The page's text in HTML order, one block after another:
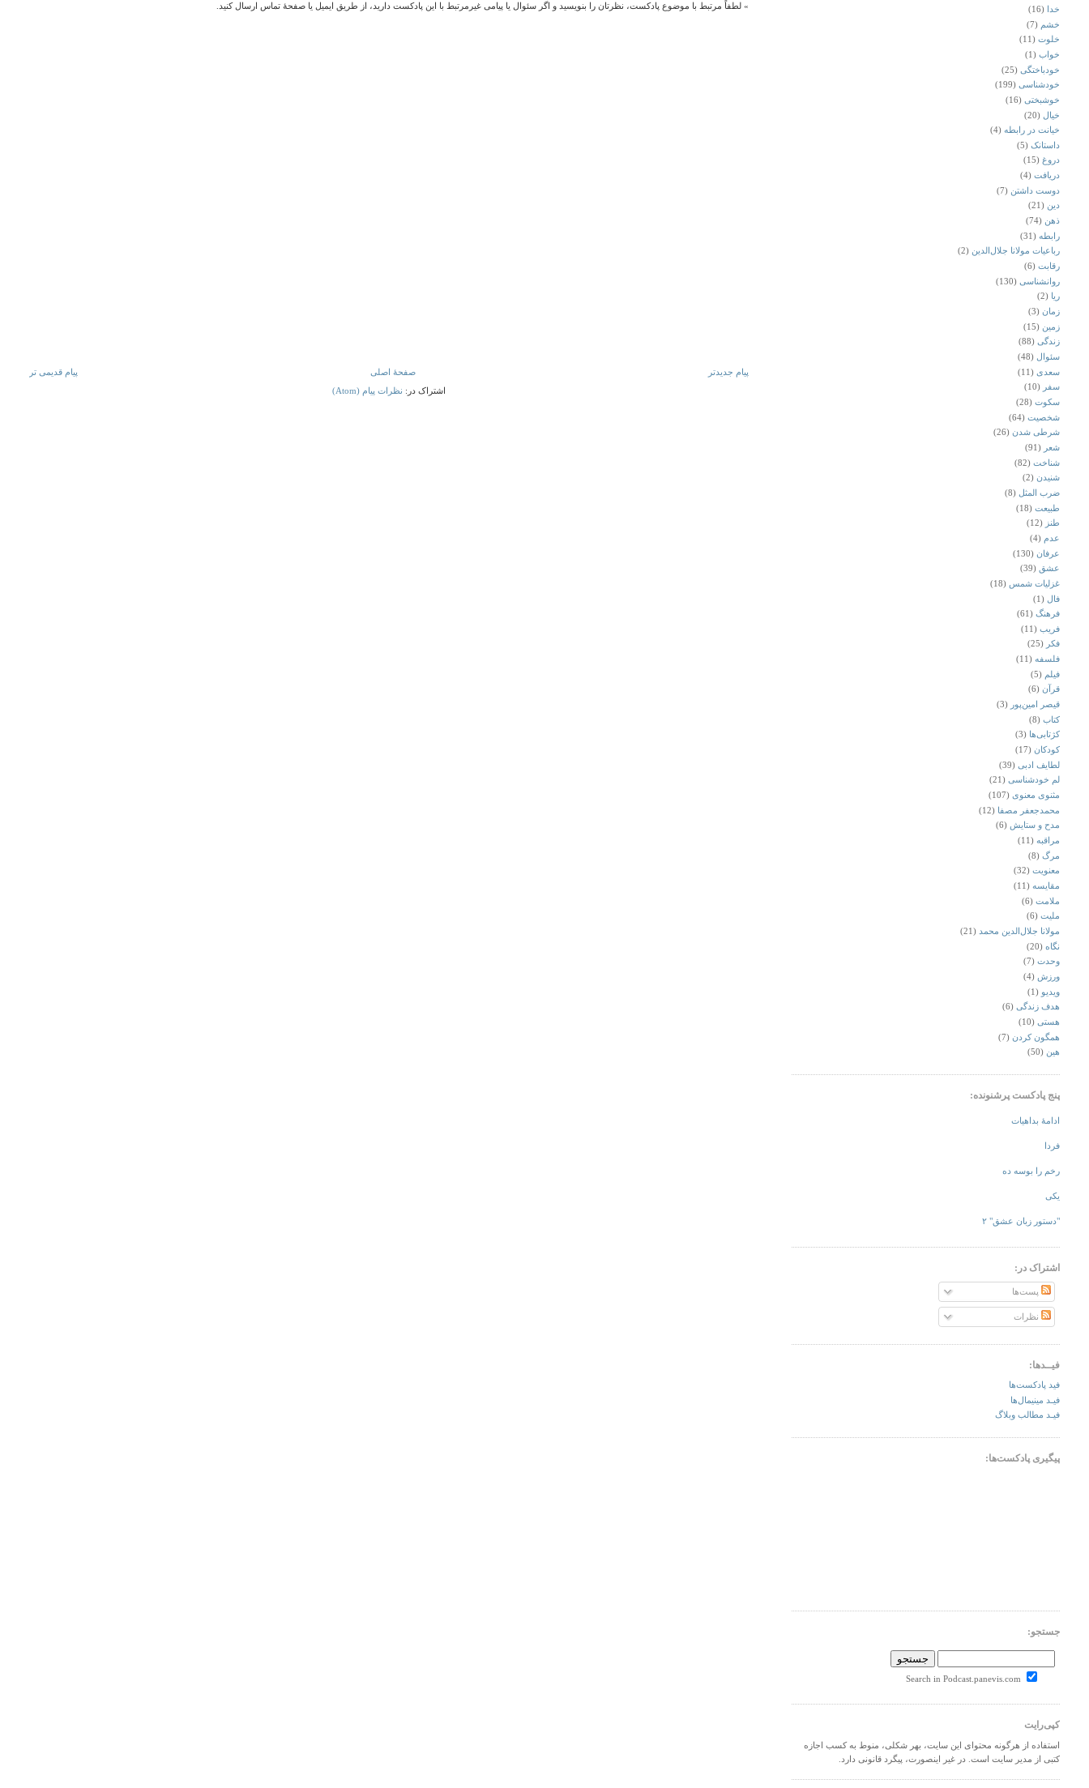
» لطفاً مرتبط با موضوع پادکست، نظرتان را بنویسید و اگر سئوال یا پیامی غیرمرتبط با این پادکست دارید، از طریق ایمیل یا صفحهٔ تماس ارسال کنید.
پیام جدیدتر پیام قدیمی تر صفحهٔ اصلی
اشتراک در: نظرات پیام (Atom)
خدا
(16)
خشم (7)
خلوت (11)
خواب (1)
خودباختگی (25)
خودشناسی (199)
خوشبختی (16)
خیال (20)
خیانت در رابطه (4)
داستانک (5)
دروغ (15)
دریافت (4)
دوست داشتن (7)
دین (21)
ذهن (74)
رابطه (31)
رباعیات مولانا جلال‌الدین (2)
رقابت (6)
روانشناسی (130)
ریا (2)
زمان (3)
زمین (15)
زندگی (88)
سئوال (48)
سعدی (11)
سفر (10)
سکوت (28)
شخصیت (64)
شرطی شدن (26)
شعر (91)
شناخت (82)
شنیدن (2)
ضرب المثل (8)
طبیعت (18)
طنز (12)
عدم (4)
عرفان (130)
عشق (39)
غزلیات شمس (18)
فال (1)
فرهنگ (61)
فریب (11)
فکر (25)
فلسفه (11)
فیلم (5)
قرآن (6)
قیصر امین‌پور (3)
کتاب (8)
کژتابی‌ها (3)
کودکان (17)
لطایف ادبی (39)
لم خودشناسی (21)
مثنوی معنوی (107)
محمدجعفر مصفا (12)
مدح و ستایش (6)
مراقبه (11)
مرگ (8)
معنویت (32)
مقایسه (11)
ملامت (6)
ملیت (6)
مولانا جلال‌الدین محمد (21)
نگاه (20)
وحدت (7)
ورزش (4)
ویدیو (1)
هدف زندگی (6)
هستی (10)
همگون کردن (7)
هین (50)
پنج پادکست پرشنونده:
ادامهٔ بداهیات
فردا
رخم را بوسه ده
یکی
"دستور زبان عشق" ۲
اشتراک در:
پست‌ها
نظرات
فیــدها:
فید پادکست‌ها
فیـد مینیمال‌ها
فیـد مطالب وبلاگ
پیگیری پادکست‌ها:
جستجو:
کپی‌رایت
استفاده از هرگونه محتوای این سایت، بهر شکلی، منوط به کسب اجازه
کتبی از مدیر سایت است. در غیر اینصورت، پیگرد قانونی دارد.